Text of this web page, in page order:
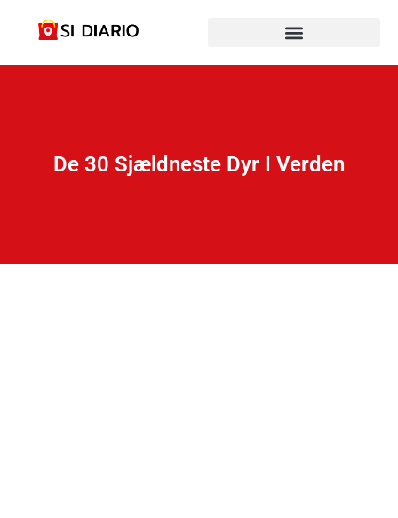
De 30 Sjældneste Dyr I Verden